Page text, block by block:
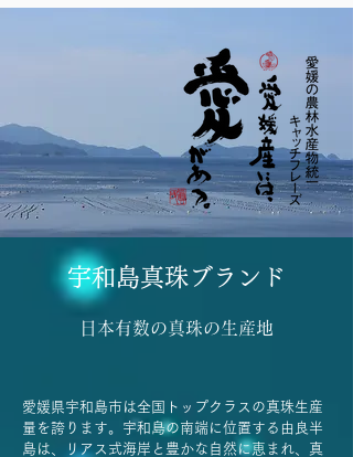
宇和島真珠ブランド
日本有数の真珠の生産地
愛媛県宇和島市は全国トップクラスの真珠生産
量を誇ります。宇和島の南端に位置する由良半
島は、リアス式海岸と豊かな自然に恵まれ、真